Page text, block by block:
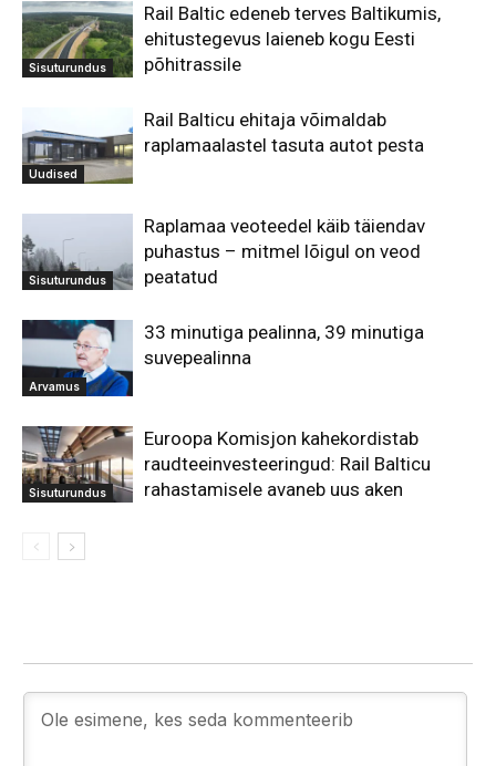
Sisuturundus
Rail Baltic edeneb terves Baltikumis,
ehitustegevus laieneb kogu Eesti
põhitrassile
Uudised
Rail Balticu ehitaja võimaldab
raplamaalastel tasuta autot pesta
Sisuturundus
Raplamaa veoteedel käib täiendav
puhastus – mitmel lõigul on veod
peatatud
Arvamus
33 minutiga pealinna, 39 minutiga
suvepealinna
Sisuturundus
Euroopa Komisjon kahekordistab
raudteeinvesteeringud: Rail Balticu
rahastamisele avaneb uus aken